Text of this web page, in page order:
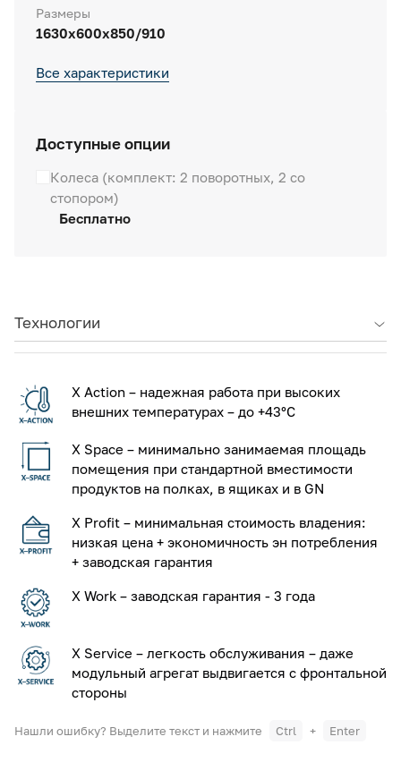
Размеры
1630x600x850/910
Все характеристики
Доступные опции
Колеса (комплект: 2 поворотных, 2 со
стопором)
Бесплатно
Технологии
X Action – надежная работа при высоких
внешних температурах – до +43°С
X Space – минимально занимаемая площадь
помещения при стандартной вместимости
продуктов на полках, в ящиках и в GN
X Profit – минимальная стоимость владения:
низкая цена + экономичность эн потребления
+ заводская гарантия
X Work – заводская гарантия - 3 года
X Service – легкость обслуживания – даже
модульный агрегат выдвигается с фронтальной
стороны
Нашли ошибку? Выделите текст и нажмите Ctrl + Enter